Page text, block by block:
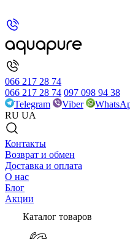
066 217 28 74
066 217 28 74 097 098 94 38
Telegram
Viber
RU UA
Контакты
Возврат и обмен
Доставка и оплата
О нас
Блог
Акции
Каталог товаров